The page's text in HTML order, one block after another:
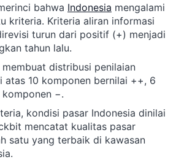
bahwa Indonesia mengalami
kriteria. Kriteria aliran informasi
turun dari positif (+) menjadi
tahun lalu.
distribusi penilaian
atas 10 komponen bernilai ++, 6
−.
kondisi pasar Indonesia dinilai
mencatat kualitas pasar
satu yang terbaik di kawasan